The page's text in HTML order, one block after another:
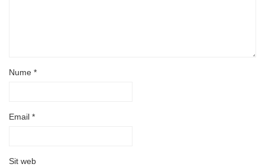
Nume *
Email *
Sit web